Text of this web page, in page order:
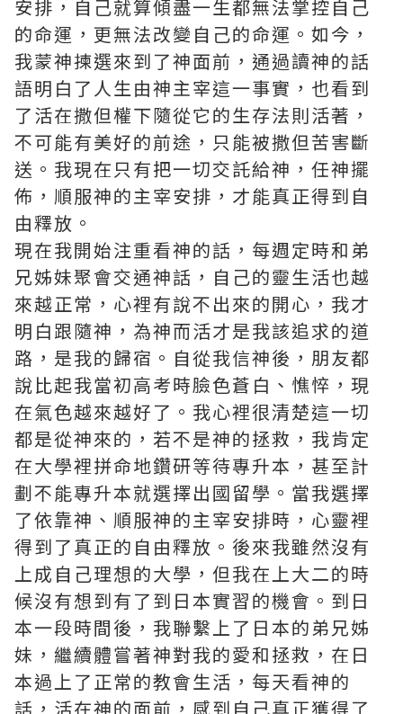
安排，自己就算傾盡一生都無法掌控自己
的命運，更無法改變自己的命運。如今，
我蒙神揀選來到了神面前，通過讀神的話
語明白了人生由神主宰這一事實，也看到
了活在撒但權下隨從它的生存法則活著，
不可能有美好的前途，只能被撒但苦害斷
送。我現在只有把一切交託給神，任神擺
佈，順服神的主宰安排，才能真正得到自
由釋放。
現在我開始注重看神的話，每週定時和弟
兄姊妹聚會交通神話，自己的靈生活也越
來越正常，心裡有說不出來的開心，我才
明白跟隨神，為神而活才是我該追求的道
路，是我的歸宿。自從我信神後，朋友都
說比起我當初高考時臉色蒼白、憔悴，現
在氣色越來越好了。我心裡很清楚這一切
都是從神來的，若不是神的拯救，我肯定
在大學裡拼命地鑽研等待專升本，甚至計
劃不能專升本就選擇出國留學。當我選擇
了依靠神、順服神的主宰安排時，心靈裡
得到了真正的自由釋放。後來我雖然沒有
上成自己理想的大學，但我在上大二的時
候沒有想到有了到日本實習的機會。到日
本一段時間後，我聯繫上了日本的弟兄姊
妹，繼續體嘗著神對我的愛和拯救，在日
本過上了正常的教會生活，每天看神的
話，活在神的面前，感到自己真正獲得了